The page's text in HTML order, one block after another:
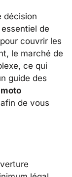
décision
de
couvrir les
le marché de
ce qui
guide des
de vous